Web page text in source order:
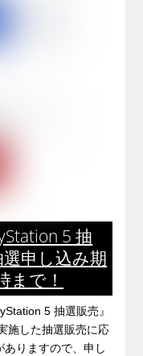
5 抽
申し込み期
まで！
5 抽選販売』
施した抽選販売に応
りますので、申し